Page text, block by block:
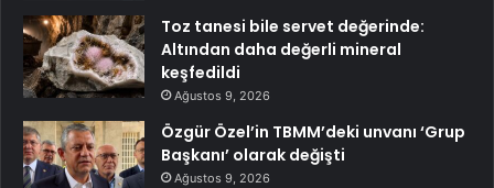
Toz tanesi bile servet değerinde:
Altından daha değerli mineral
keşfedildi
Ağustos 9, 2026
Özgür Özel’in TBMM’deki unvanı ‘Grup
Başkanı’ olarak değişti
Ağustos 9, 2026